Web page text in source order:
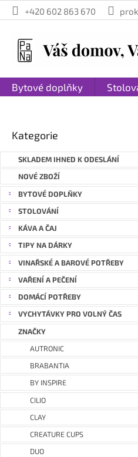
Přejít
na
+420 602 863 670
Bytové doplňky
a
n
n
í
n
e
l
kategorie
Kategorie
SKLADEM IHNED K ODESLÁNÍ
NOVÉ ZBOŽÍ
BYTOVÉ DOPLŇKY
STOLOVÁNÍ
KÁVA A ČAJ
TIPY NA DÁRKY
VINAŘSKÉ A BAROVÉ POTŘEBY
VAŘENÍ A PEČENÍ
DOMÁCÍ POTŘEBY
VYCHYTÁVKY PRO VOLNÝ ČAS
ZNAČKY
AUTRONIC
BRABANTIA
BY INSPIRE
CILIO
CLAY
CREATURE CUPS
DUO